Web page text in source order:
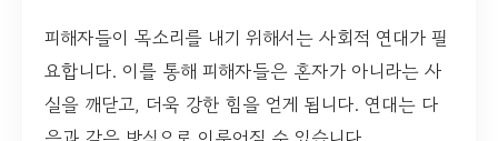
피해자들이 목소리를 내기 위해서는 사회적 연대가 필
요합니다. 이를 통해 피해자들은 혼자가 아니라는 사
실을 깨닫고, 더욱 강한 힘을 얻게 됩니다. 연대는 다